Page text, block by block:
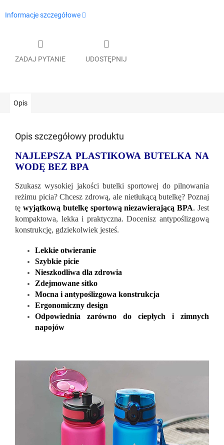
Informacje szczegółowe
ZADAJ PYTANIE UDOSTĘPNIJ
Opis
Opis szczegółowy produktu
NAJLEPSZA PLASTIKOWA BUTELKA NA
WODĘ BEZ BPA
Szukasz wysokiej jakości butelki sportowej do pilnowania
reżimu picia? Chcesz zdrową, ale nietłukącą butelkę? Poznaj
tę wyjątkową butelkę sportową niezawierającą BPA. Jest
kompaktowa, lekka i praktyczna. Docenisz antypoślizgową
konstrukcję, gdziekolwiek jesteś.
Lekkie otwieranie
Szybkie picie
Nieszkodliwa dla zdrowia
Zdejmowane sitko
Mocna i antypoślizgowa konstrukcja
Ergonomiczny design
Odpowiednia zarówno do ciepłych i zimnych
napojów